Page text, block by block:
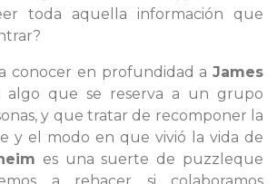
toda aquella información que
conocer en profundidad a James
algo que se reserva a un grupo
y que tratar de recomponer la
y el modo en que vivió la vida de
es una suerte de puzzleque